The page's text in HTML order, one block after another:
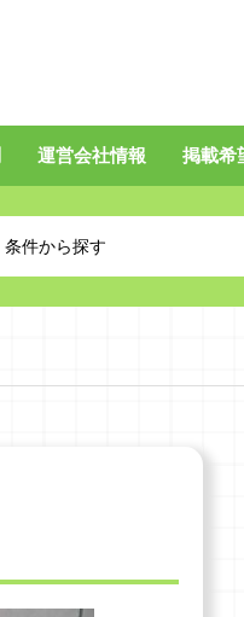
運営会社情報 掲載希
条件から探す